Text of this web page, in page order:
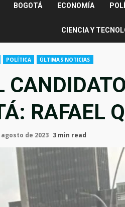
BOGOTÁ ECONOMÍA
CIENCIA Y
POLÍTICA ÚLTIMAS NOTICIAS
RAFAEL
de 2023 3 min read